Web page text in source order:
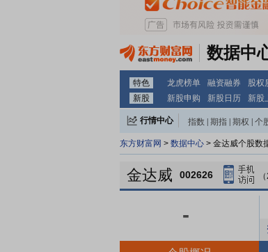
数据中
特色 龙虎榜单 融资融券 股权
新股
新股申购 新股日历 新股
行情中心 指数 期指 期权 个
东方财富网 > 数据中心 > 金达威个股数
金达威 002626
-